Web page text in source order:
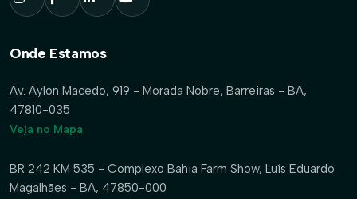
Onde Estamos
Av. Aylon Macedo, 919 - Morada Nobre, Barreiras - BA,
47810-035
Veja no Mapa
BR 242 KM 535 - Complexo Bahia Farm Show, Luís Eduardo
Magalhães - BA, 47850-000